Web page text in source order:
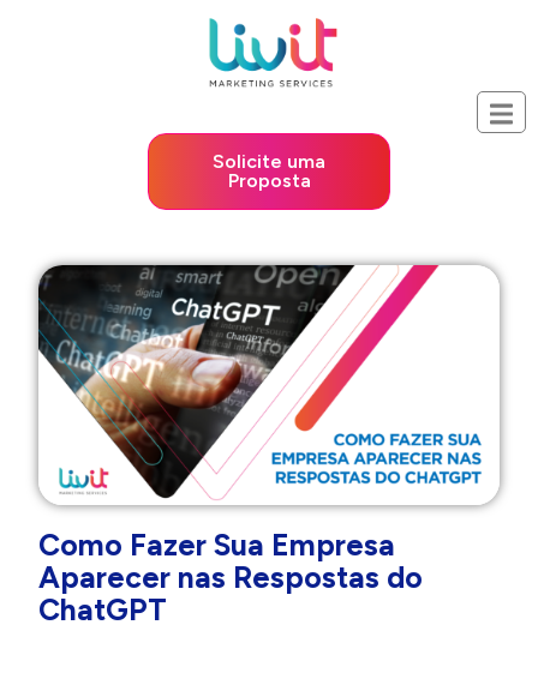
Solicite uma
Proposta
Como Fazer Sua Empresa
Aparecer nas Respostas do
ChatGPT